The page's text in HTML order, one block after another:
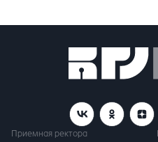
Приемная ректора